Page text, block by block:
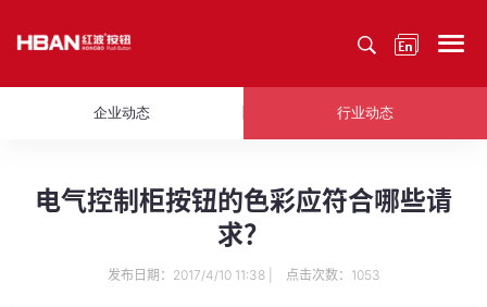
企业动态 行业动态
电气控制柜按钮的色彩应符合哪些请
求？
发布日期：2017/4/10 11:38 | 点击次数：1053